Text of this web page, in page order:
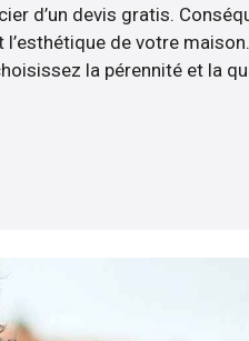
d’un devis gratis.
de votre
la pérennité et la